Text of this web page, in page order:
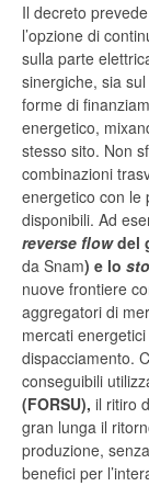
Il decreto
l’opzione di
sulla parte
sinergiche, sia
forme di
energetico,
stesso sito. Non
combinazioni
energetico con le
disponibili. Ad
reverse flowdel
da Snam) e lo
nuove frontiere
aggregatori di
mercati
dispacciamento.
conseguibili
(FORSU), il ritiro
gran lunga il
produzione,
benefici per